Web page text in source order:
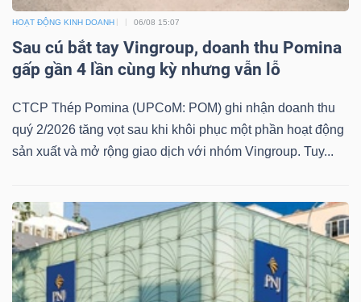
HOẠT ĐỘNG KINH DOANH 06/08 15:07
Sau cú bắt tay Vingroup, doanh thu Pomina
gấp gần 4 lần cùng kỳ nhưng vẫn lỗ
CTCP Thép Pomina (UPCoM: POM) ghi nhận doanh thu
quý 2/2026 tăng vọt sau khi khôi phục một phần hoạt động
sản xuất và mở rộng giao dịch với nhóm Vingroup. Tuy...
Đào
tạo
Sách
Công